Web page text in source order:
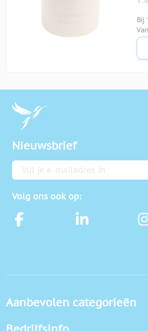
Bij
Nieuwsbrief
E-mailadres
Volg ons ook op:
Aanbevolen categorieën